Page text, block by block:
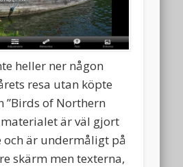
heller ner någon
resa utan köpte
”Birds of Northern
är väl gjort
och är undermåligt på
skärm men texterna,